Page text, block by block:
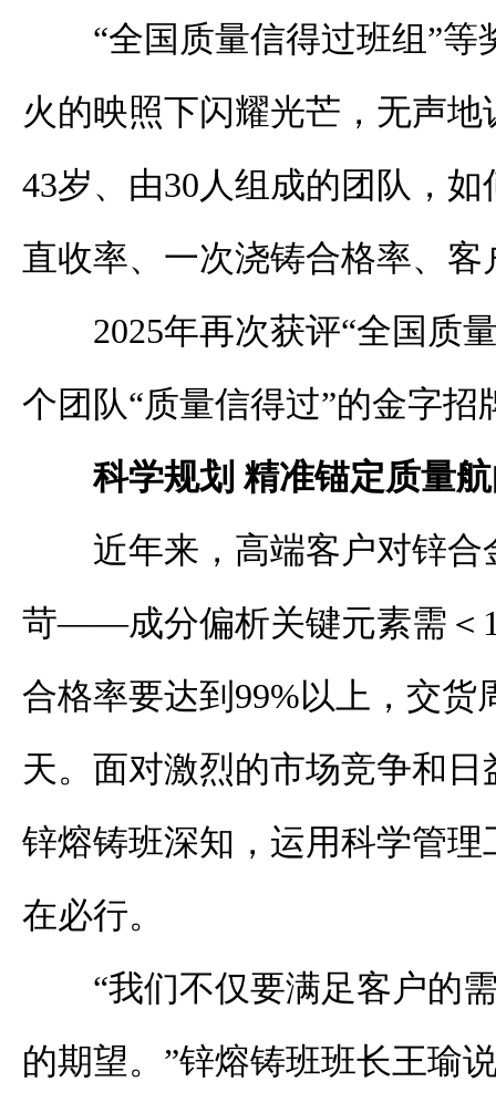
“全国质量信得过班组”
火的映照下闪耀光芒，无声
43岁、由30人组成的团队，
直收率、一次浇铸合格率、
2025年再次获评“全国质
个团队“质量信得过”的金字招
科学规划 精准锚定质量
近年来，高端客户对锌
苛——成分偏析关键元素需＜
合格率要达到99%以上，交货
天。面对激烈的市场竞争和
锌熔铸班深知，运用科学管
在必行。
“我们不仅要满足客户的
的期望。”锌熔铸班班长王瑜